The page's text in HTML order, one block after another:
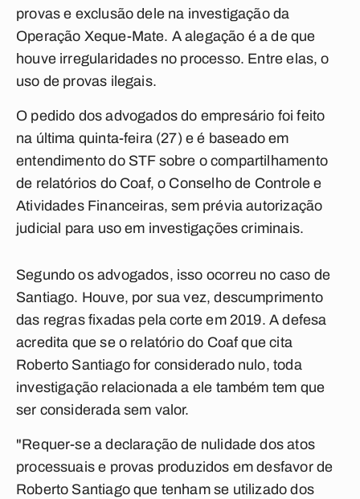
provas e exclusão dele na investigação da
Operação Xeque-Mate. A alegação é a de que
houve irregularidades no processo. Entre elas, o
uso de provas ilegais.
O pedido dos advogados do empresário foi feito
na última quinta-feira (27) e é baseado em
entendimento do STF sobre o compartilhamento
de relatórios do Coaf, o Conselho de Controle e
Atividades Financeiras, sem prévia autorização
judicial para uso em investigações criminais.
Segundo os advogados, isso ocorreu no caso de
Santiago. Houve, por sua vez, descumprimento
das regras fixadas pela corte em 2019. A defesa
acredita que se o relatório do Coaf que cita
Roberto Santiago for considerado nulo, toda
investigação relacionada a ele também tem que
ser considerada sem valor.
"Requer-se a declaração de nulidade dos atos
processuais e provas produzidos em desfavor de
Roberto Santiago que tenham se utilizado dos